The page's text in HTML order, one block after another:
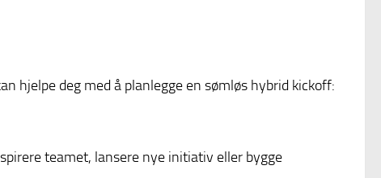
hjelpe deg med å planlegge en sømløs hybrid kickoff:
teamet, lansere nye initiativ eller bygge